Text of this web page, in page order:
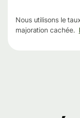
Nous utilisons le
majoration cachée.